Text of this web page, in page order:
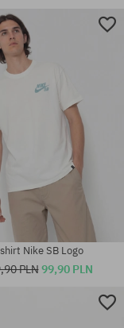
Nike SB Logo
PLN99,90 PLN